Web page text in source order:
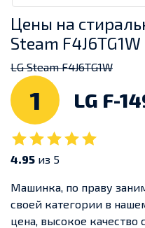
Цены на
Steam F4J6TG1W
LG Steam F4J6TG1W
1 LG F-
4.95 из 5
Машинка, по праву
своей категории в
цена, высокое качество